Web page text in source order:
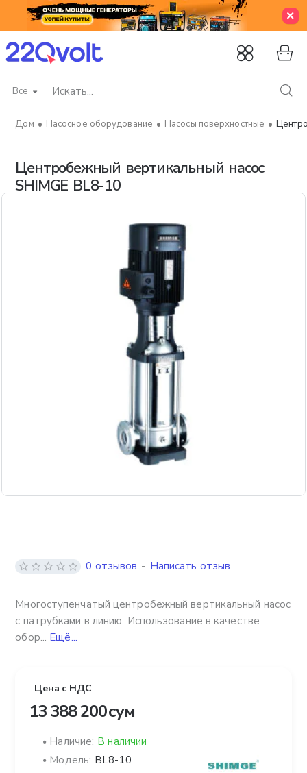
Все
Искать...
Центробежный вертикальный насос
SHIMGE BL8-10
Насосное оборудование Насосы поверхностные
Многоступенчатый центробежный вертикальный насос
с патрубками в линию. Использование в качестве
обор... Ещё...
0 отзывов - Написать отзыв
Цена с НДС
13 388 200 сум
Наличие: В наличии
Модель: BL8-10